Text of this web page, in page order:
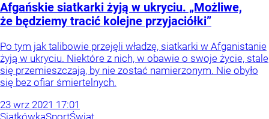
Afgańskie siatkarki żyją w ukryciu. „Możliwe,
że będziemy tracić kolejne przyjaciółki”
Po tym jak talibowie przejęli władzę, siatkarki w Afganistanie
żyją w ukryciu. Niektóre z nich, w obawie o swoje życie, stale
się przemieszczają, by nie zostać namierzonym. Nie obyło
się bez ofiar śmiertelnych.
23 wrz 2021 17:01
SiatkówkaSportŚwiat